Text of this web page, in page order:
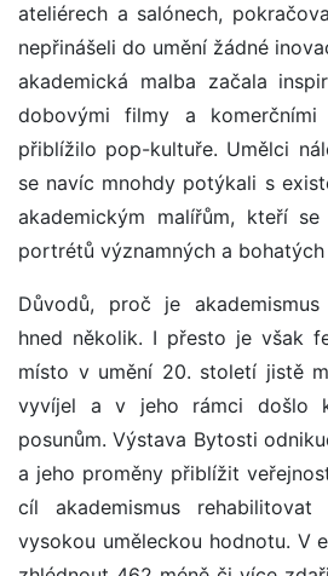
ateliérech a salónech,
nepřinášeli do umění žádné
akademická malba začala
dobovými filmy a
přiblížilo pop-kultuře. Umělci
se navíc mnohdy potýkali s
akademickým malířům, kteří
portrétů významných a
Důvodů, proč je
hned několik. I přesto je však
místo v umění 20. století jistě
vyvíjel a v jeho rámci došlo
posunům. Výstava Bytosti
a jeho proměny přiblížit
cíl akademismus
vysokou uměleckou hodnotu. V